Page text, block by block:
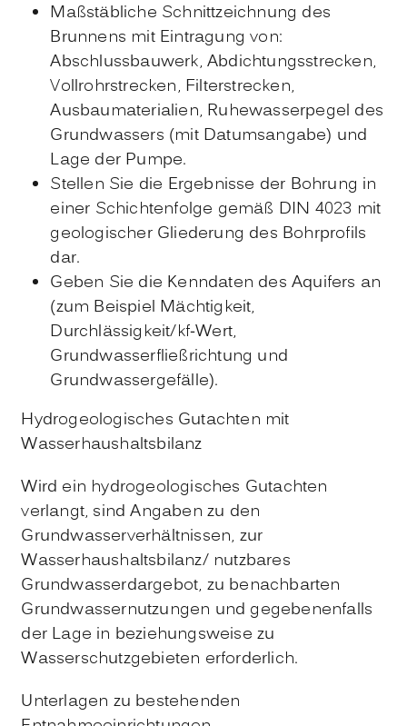
Maßstäbliche Schnittzeichnung des
Brunnens mit Eintragung von:
Abschlussbauwerk, Abdichtungsstrecken,
Vollrohrstrecken, Filterstrecken,
Ausbaumaterialien, Ruhewasserpegel des
Grundwassers (mit Datumsangabe) und
Lage der Pumpe.
Stellen Sie die Ergebnisse der Bohrung in
einer Schichtenfolge gemäß DIN 4023 mit
geologischer Gliederung des Bohrprofils
dar.
Geben Sie die Kenndaten des Aquifers an
(zum Beispiel Mächtigkeit,
Durchlässigkeit/kf-Wert,
Grundwasserfließrichtung und
Grundwassergefälle).
Hydrogeologisches Gutachten mit
Wasserhaushaltsbilanz
Wird ein hydrogeologisches Gutachten
verlangt, sind Angaben zu den
Grundwasserverhältnissen, zur
Wasserhaushaltsbilanz/ nutzbares
Grundwasserdargebot, zu benachbarten
Grundwassernutzungen und gegebenenfalls
der Lage in beziehungsweise zu
Wasserschutzgebieten erforderlich.
Unterlagen zu bestehenden